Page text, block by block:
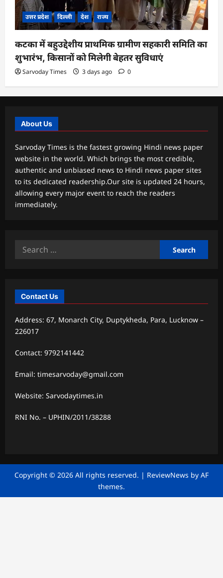
उत्तर प्रदेश दिल्ली देश राज्य
कटका में बहुउद्देशीय प्राथमिक ग्रामीण सहकारी समिति का
शुभारंभ, किसानों को मिलेगी बेहतर सुविधाएं
Sarvoday Times 3 days ago 0
About Us
Sarvoday Times is the fastest growing Hindi news paper
website in the world. Which brings the most credible,
authentic and unbiased news to Hindi news paper sites
to its dedicated readership.Our site is updated 24 hours,
allowing every major event to reach the readers
immediately.
Search
Contact Us
Address: 67, Monarch City, Duptykheda, Para, Lucknow –
226017
Contact: 9792141442
Email: timesarvoday@gmail.com
Website: Sarvodaytimes.in
RNI No. – UPHIN/2011/38288
Copyright © 2026 All rights reserved. | ReviewNews by AF
themes.